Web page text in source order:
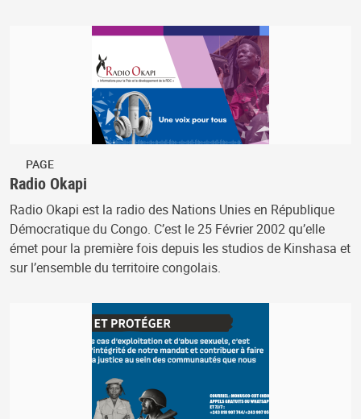
PAGE
Radio Okapi
Radio Okapi est la radio des Nations Unies en République
Démocratique du Congo. C’est le 25 Février 2002 qu’elle
émet pour la première fois depuis les studios de Kinshasa et
sur l’ensemble du territoire congolais.